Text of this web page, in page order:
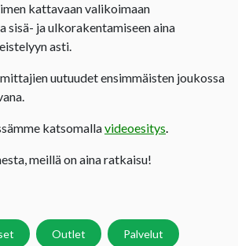
kattavaan valikoimaan
sisä- ja ulkorakentamiseen aina
asti.
uutuudet ensimmäisten joukossa
katsomallavideoesitys.
meillä on aina ratkaisu!
Outlet Palvelut